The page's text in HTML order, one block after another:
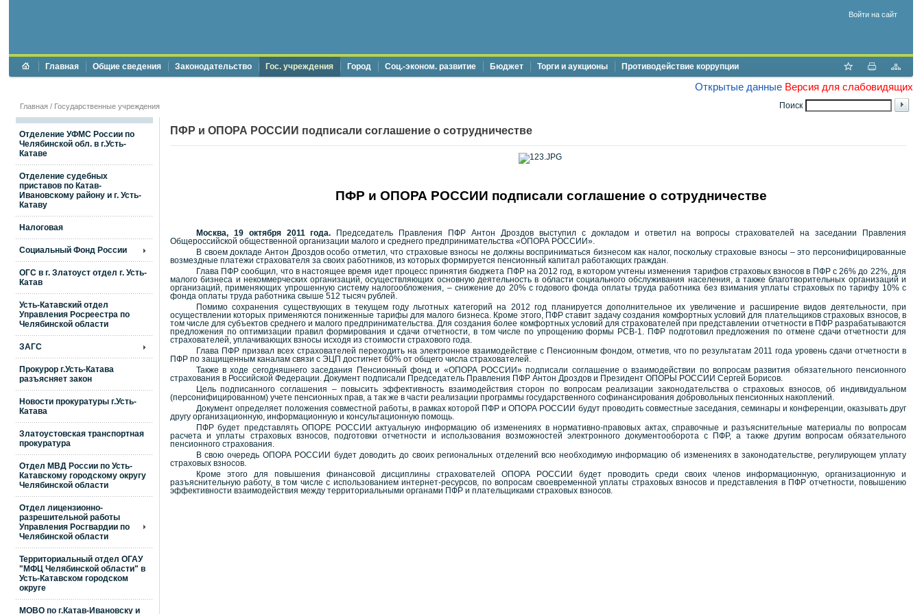
Войти на сайт
Главная Общие сведения Законодательство Гос. учреждения Город Соц.-эконом. развитие Бюджет Торги и аукционы Противодействие коррупции
Открытые данные Версия для слабовидящих
Поиск
Главная / Государственные учреждения
Отделение УФМС России по
Челябинской обл. в г.Усть-
Катаве
Отделение судебных
приставов по Катав-
Ивановскому району и г. Усть-
Катаву
Налоговая
Социальный Фонд России
ОГС в г. Златоуст отдел г. Усть-
Катав
Усть-Катавский отдел
Управления Росреестра по
Челябинской области
ЗАГС
Прокурор г.Усть-Катава
разъясняет закон
Новости прокуратуры г.Усть-
Катава
Златоустовская транспортная
прокуратура
Отдел МВД России по Усть-
Катавскому городскому округу
Челябинской области
Отдел лицензионно-
разрешительной работы
Управления Росгвардии по
Челябинской области
Территориальный отдел ОГАУ
"МФЦ Челябинской области" в
Усть-Катавском городском
округе
МОВО по г.Катав-Ивановску и
ПФР и ОПОРА РОССИИ подписали соглашение о сотрудничестве
ПФР и ОПОРА РОССИИ подписали соглашение о сотрудничестве
Москва, 19 октября 2011 года.
Председатель Правления ПФР Антон Дроздов выступил с докладом и ответил на вопросы страхователей на заседании Правления
Общероссийской общественной организации малого и среднего предпринимательства «ОПОРА РОССИИ».
В своем докладе Антон Дроздов особо отметил, что страховые взносы не должны восприниматься бизнесом как налог, поскольку страховые взносы – это персонифицированные
возмездные платежи страхователя за своих работников, из которых формируется пенсионный капитал работающих граждан.
Глава ПФР сообщил, что в настоящее время идет процесс принятия бюджета ПФР на 2012 год, в котором учтены изменения тарифов страховых взносов в ПФР с 26% до 22%, для
малого бизнеса и некоммерческих организаций, осуществляющих основную деятельность в области социального обслуживания населения, а также благотворительных организаций и
организаций, применяющих упрошенную систему налогообложения, – снижение до 20% с годового фонда оплаты труда работника без взимания уплаты страховых по тарифу 10% с
фонда оплаты труда работника свыше 512 тысяч рублей.
Помимо сохранения существующих в текущем году льготных категорий на 2012 год планируется дополнительное их увеличение и расширение видов деятельности, при
осуществлении которых применяются пониженные тарифы для малого бизнеса. Кроме этого, ПФР ставит задачу создания комфортных условий для плательщиков страховых взносов, в
том числе для субъектов среднего и малого предпринимательства. Для создания более комфортных условий для страхователей при представлении отчетности в ПФР разрабатываются
предложения по оптимизации правил формирования и сдачи отчетности, в том числе по упрощению формы РСВ-1. ПФР подготовил предложения по отмене сдачи отчетности для
страхователей, уплачивающих взносы исходя из стоимости страхового года.
Глава ПФР призвал всех страхователей переходить на электронное взаимодействие с Пенсионным фондом, отметив, что по результатам 2011 года уровень сдачи отчетности в
ПФР по защищенным каналам связи с ЭЦП достигнет 60% от общего числа страхователей.
Также в ходе сегодняшнего заседания Пенсионный фонд и «ОПОРА РОССИИ» подписали соглашение о взаимодействии по вопросам развития обязательного пенсионного
страхования в Российской Федерации. Документ подписали Председатель Правления ПФР Антон Дроздов и Президент ОПОРЫ РОССИИ Сергей Борисов.
Цель подписанного соглашения – повысить эффективность взаимодействия сторон по вопросам реализации законодательства о страховых взносов, об индивидуальном
(персонифицированном) учете пенсионных прав, а так же в части реализации программы государственного софинансирования добровольных пенсионных накоплений.
Документ определяет положения совместной работы, в рамках которой ПФР и ОПОРА РОССИИ будут проводить совместные заседания, семинары и конференции, оказывать друг
другу организационную, информационную и консультационную помощь.
ПФР будет представлять ОПОРЕ РОССИИ актуальную информацию об изменениях в нормативно-правовых актах, справочные и разъяснительные материалы по вопросам
расчета и уплаты страховых взносов, подготовки отчетности и использования возможностей электронного документооборота с ПФР, а также другим вопросам обязательного
пенсионного страхования.
В свою очередь ОПОРА РОССИИ будет доводить до своих региональных отделений всю необходимую информацию об изменениях в законодательстве, регулирующем уплату
страховых взносов.
Кроме этого для повышения финансовой дисциплины страхователей ОПОРА РОССИИ будет проводить среди своих членов информационную, организационную и
разъяснительную работу, в том числе с использованием интернет-ресурсов, по вопросам своевременной уплаты страховых взносов и представления в ПФР отчетности, повышению
эффективности взаимодействия между территориальными органами ПФР и плательщиками страховых взносов.